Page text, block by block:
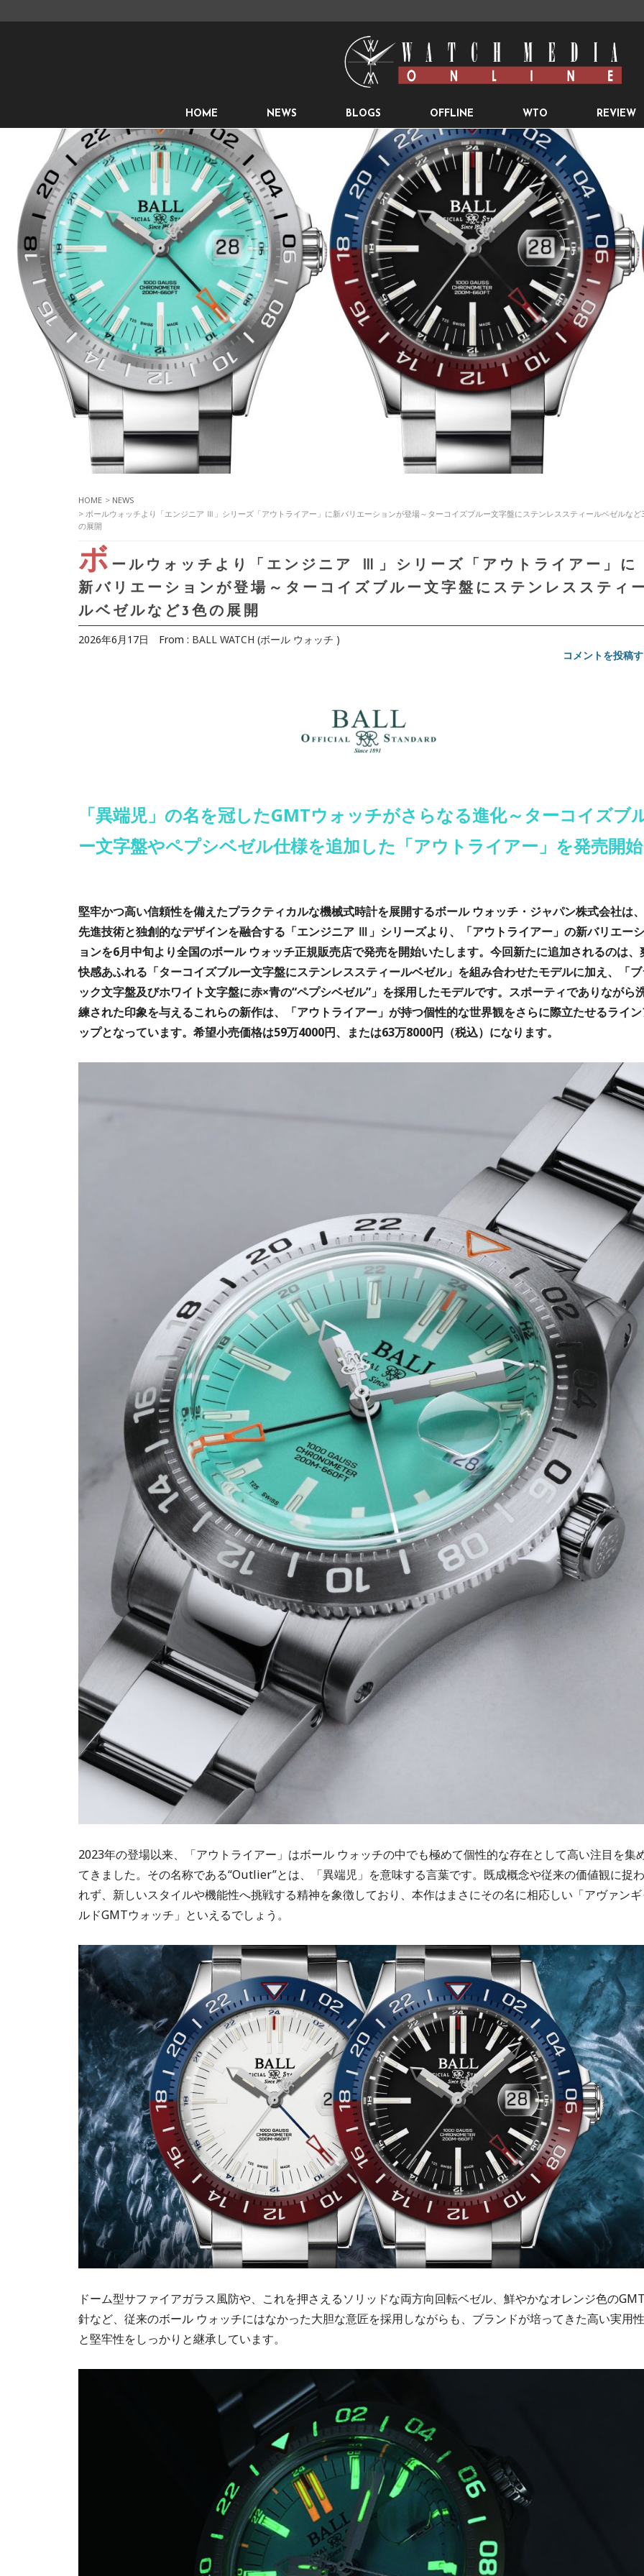
HOME NEWS BLOGS OFFLINE WTO REVIEW
HOME > NEWS
> ボールウォッチより「エンジニア Ⅲ」シリーズ「アウトライアー」に新バリエーションが登場～ターコイズブルー文字盤にステンレススティールベゼルなど
の展開
ボ ールウォッチより「エンジニア Ⅲ」シリーズ「アウトライアー」に
新バリエーションが登場～ターコイズブルー文字盤にステンレススティ
ルベゼルなど3色の展開
2026年6月17日 From : BALL WATCH (ボール ウォッチ )
コメントを投稿
「異端児」の名を冠したGMTウォッチがさらなる進化～ターコイズブ
ー文字盤やペプシベゼル仕様を追加した 「アウトライアー」を発売開始
堅牢かつ高い信頼性を備えたプラクティカルな機械式時計を展開するボール ウォッチ・ジャパン株式会社は、
先進技術と独創的なデザインを融合する「エンジニア Ⅲ」シリーズより、「アウトライアー」の新バリエーシ
ョンを6月中旬より全国のボール ウォッチ正規販売店で発売を開始いたします。今回新たに追加されるのは、
快感あふれる「ターコイズブルー文字盤にステンレススティールベゼル」を組み合わせたモデルに加え、「
ック文字盤及びホワイト文字盤に赤×青の“ペプシベゼル”」を採用したモデルです。スポーティでありながら
練された印象を与えるこれらの新作は、「アウトライアー」が持つ個性的な世界観をさらに際立たせるライ
ップとなっています。希望小売価格は59万4000円、または63万8000円（税込）になります。
2023年の登場以来、「アウトライアー」はボール ウォッチの中でも極めて個性的な存在として高い注目を集
てきました。その名称である“Outlier”とは、「異端児」を意味する言葉です。既成概念や従来の価値観に捉わ
れず、新しいスタイルや機能性へ挑戦する精神を象徴しており、本作はまさにその名に相応しい「アヴァン
ルドGMTウォッチ」といえるでしょう。
ドーム型サファイアガラス風防や、これを押さえるソリッドな両方向回転ベゼル、鮮やかなオレンジ色の
針など、従来のボール ウォッチにはなかった大胆な意匠を採用しながらも、ブランドが培ってきた高い実用性
と堅牢性をしっかりと継承しています。